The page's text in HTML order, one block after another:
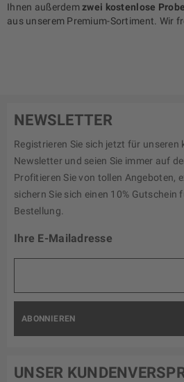
Ihnen außerdemzwei kostenlose
aus unserem Premium-Sortiment. Wir
NEWSLETTER
Registrieren Sie sich jetzt für unseren
Newsletter und seien Sie immer auf
Profitieren Sie von tollen Angeboten,
sichern Sie sich einen 10% Gutschein
Bestellung.
Ihre E-Mailadresse
ABONNIEREN
UNSER